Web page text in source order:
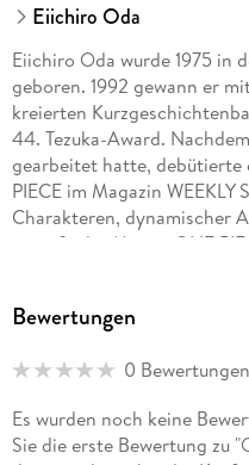
Eiichiro Oda
Eiichiro Oda wurde 1975 in
geboren. 1992 gewann er
kreierten
44. Tezuka-Award.
gearbeitet hatte, debütierte
PIECE im Magazin
Charakteren, dynamischer
genießt der Manga ONE
multimedial große Erfolge:
u. v. m. Die Serie hat auch
dreimonatlich bei Carlsen,
und Romane sowie der
Bewertungen
0 Bewertungen
Es wurden noch keine
Sie die erste Bewertung zu